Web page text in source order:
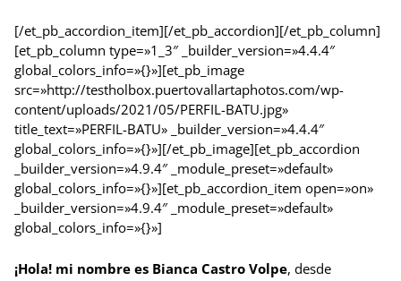
[/et_pb_accordion_item][/et_pb_accordion][/et_pb_column]
[et_pb_column type=»1_3″ _builder_version=»4.4.4″
global_colors_info=»{}»][et_pb_image
src=»http://testholbox.puertovallartaphotos.com/wp-
content/uploads/2021/05/PERFIL-BATU.jpg»
title_text=»PERFIL-BATU» _builder_version=»4.4.4″
global_colors_info=»{}»][/et_pb_image][et_pb_accordion
_builder_version=»4.9.4″ _module_preset=»default»
global_colors_info=»{}»][et_pb_accordion_item open=»on»
_builder_version=»4.9.4″ _module_preset=»default»
global_colors_info=»{}»]
¡Hola! mi nombre es Bianca Castro Volpe, desde